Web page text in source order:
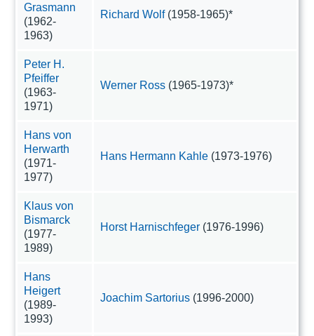
Grasmann
(1962-
1963)
Richard Wolf(1958-1965)*
Peter H.
Pfeiffer
(1963-
1971)
Werner Ross (1965-1973)*
Hans von
Herwarth
(1971-
1977)
Hans Hermann Kahle (1973-1976)
Klaus von
Bismarck
(1977-
1989)
Horst Harnischfeger (1976-1996)
Hans
Heigert
(1989-
1993)
Joachim Sartorius (1996-2000)